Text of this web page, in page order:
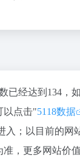
已经达到134，
以点击"5118数据
入；以目前的网
，更多网站价